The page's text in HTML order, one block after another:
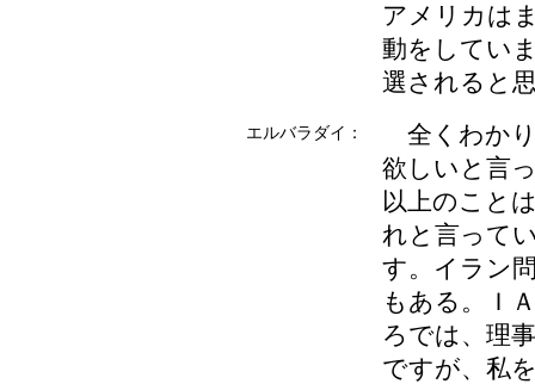
アメリカは
動をしてい
選されると
エルバラダイ：
全くわか
欲しいと言
以上のこと
れと言って
す。イラン
もある。Ｉ
ろでは、理
ですが、私